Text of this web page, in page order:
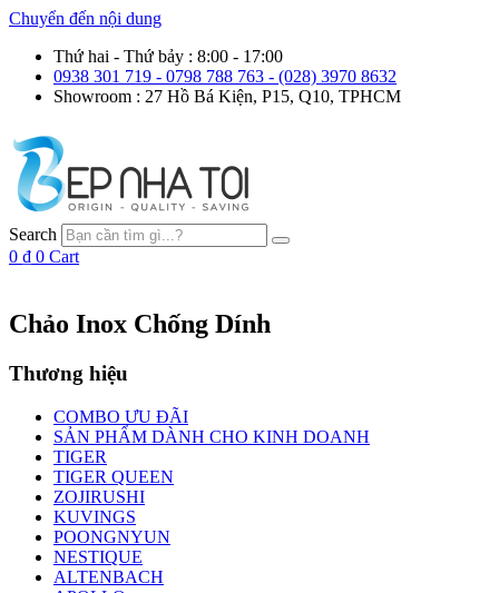
Chuyển đến nội dung
Thứ hai - Thứ bảy : 8:00 - 17:00
0938 301 719 - 0798 788 763 - (028) 3970 8632
Showroom : 27 Hồ Bá Kiện, P15, Q10, TPHCM
Search
0 ₫ 0 Cart
Chảo Inox Chống Dính
Thương hiệu
COMBO ƯU ĐÃI
SẢN PHẨM DÀNH CHO KINH DOANH
TIGER
TIGER QUEEN
ZOJIRUSHI
KUVINGS
POONGNYUN
NESTIQUE
ALTENBACH